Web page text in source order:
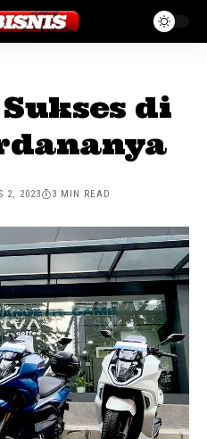
di
2, 2023 3 MIN READ